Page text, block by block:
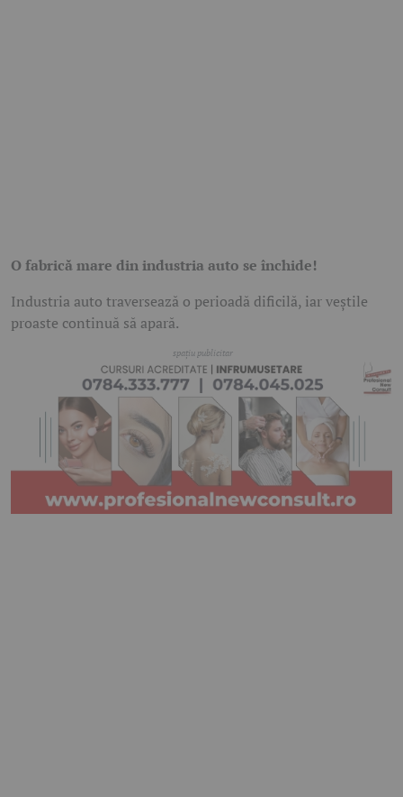
O fabrică mare din industria auto se închide!
Industria auto traversează o perioadă dificilă, iar veștile
proaste continuă să apară.